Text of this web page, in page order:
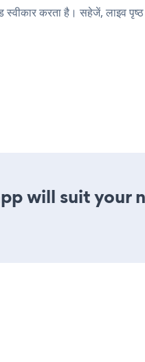
करता है। सहेजें, लाइव
will suit your